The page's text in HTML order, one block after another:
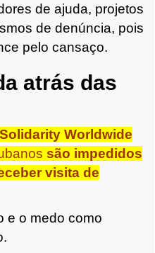
de ajuda, projetos
de denúncia, pois
pelo cansaço.
atrás das
Worldwide
são impedidos
visita de
e o medo como